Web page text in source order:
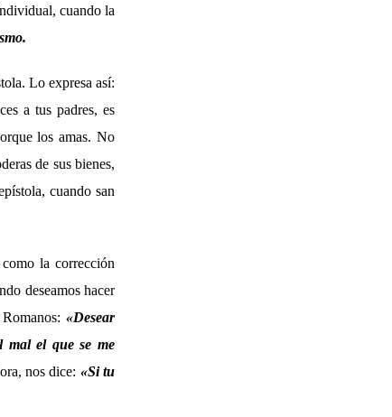
cuando la
Lo expresa así:
a tus padres, es
los amas. No
de sus bienes,
cuando san
la corrección
deseamos hacer
«Desear
mal el que se me
nos dice: «Si tu